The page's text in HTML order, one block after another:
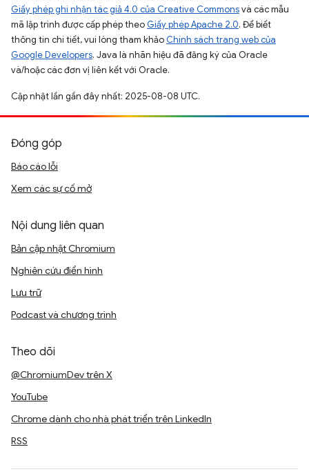
Giấy phép ghi nhận tác giả 4.0 của Creative Commonsvà các mẫu
mã lập trình được cấp phép theo Giấy phép Apache 2.0. Để biết
thông tin chi tiết, vui lòng tham khảo Chính sách trang web của
Google Developers. Java là nhãn hiệu đã đăng ký của Oracle
và/hoặc các đơn vị liên kết với Oracle.
Cập nhật lần gần đây nhất: 2025-08-08 UTC.
Đóng góp
Báo cáo lỗi
Xem các sự cố mở
Nội dung liên quan
Bản cập nhật Chromium
Nghiên cứu điển hình
Lưu trữ
Podcast và chương trình
Theo dõi
@ChromiumDev trên X
YouTube
Chrome dành cho nhà phát triển trên LinkedIn
RSS